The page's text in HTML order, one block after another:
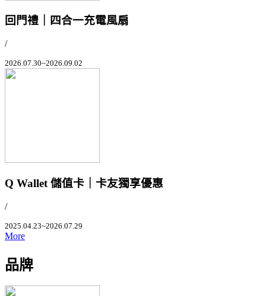
回門禮｜四合一充電風扇
/
2026.07.30~2026.09.02
Q Wallet 儲值卡｜卡友獨享優惠
/
2025.04.23~2026.07.29
More
品牌